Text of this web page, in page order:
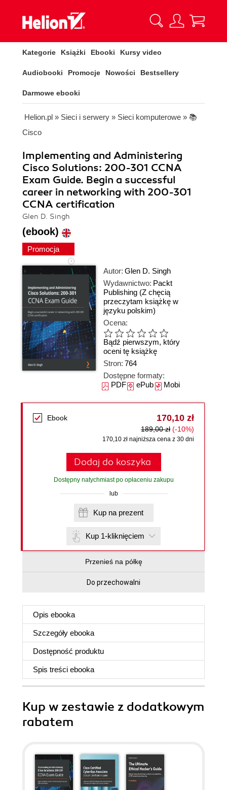
Kategorie Książki Ebooki Kursy video
Audiobooki Promocje Nowości Bestsellery
Darmowe ebooki
Helion.pl » Sieci i serwery » Sieci komputerowe » 📚
Cisco
Implementing and Administering
Cisco Solutions: 200-301 CCNA
Exam Guide. Begin a successful
career in networking with 200-301
CCNA certification
Glen D. Singh
(ebook)
Promocja
Autor: Glen D. Singh
Wydawnictwo: Packt
Publishing (Z chęcią
przeczytam książkę w
języku polskim)
Ocena:
Bądź pierwszym, który
oceni tę książkę
Stron: 764
Dostępne formaty:
PDFePubMobi
Ebook 170,10 zł
189,00 zł (-10%)
170,10 zł najniższa cena z 30 dni
Dodaj do koszyka
Dostępny natychmiast po opłaceniu zakupu
lub
Kup na prezent
Kup 1-kliknięciem
Przenieś na półkę
Do przechowalni
Opis ebooka
Szczegóły ebooka
Dostępność produktu
Spis treści ebooka
Kup w zestawie z dodatkowym
rabatem